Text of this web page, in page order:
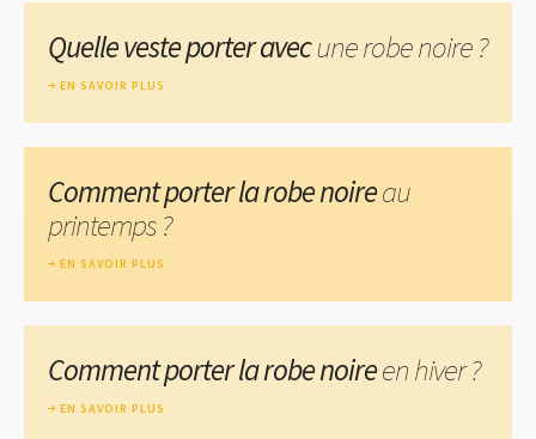
Quelle veste porter avecune robe noire ?
EN SAVOIR PLUS
Comment porter la robe noireau
printemps ?
EN SAVOIR PLUS
Comment porter la robe noireen hiver ?
EN SAVOIR PLUS